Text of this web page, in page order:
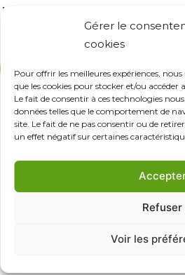
Gérer le
cookies
Pour offrir les meilleures expériences,
que les cookies pour stocker et/ou accéder
Le fait de consentir à ces technologies
données telles que le comportement de
site. Le fait de ne pas consentir ou de
un effet négatif sur certaines
Refuser
Voir les
NEWSLETTER
Envoyer
Pour ne rien manquer de nos
ou nos prochains événements
d'information, abonnez-vous à
aurez aussi l'occasion de
salariés permanents ou